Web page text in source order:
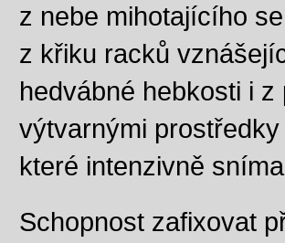
z nebe mihotajícího
z křiku racků
hedvábné hebkosti i
výtvarnými
které intenzivně
Schopnost zafixovat